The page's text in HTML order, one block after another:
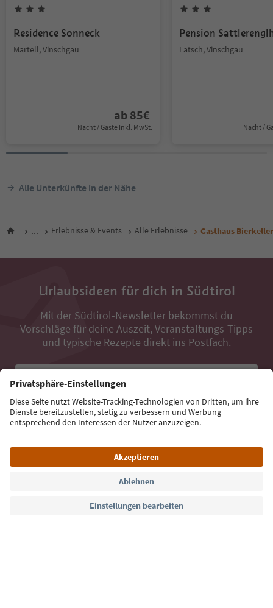
Residence Sonneck
Martell, Vinschgau
ab 85€
Nacht / Gäste Inkl. MwSt.
Pension
Latsch, Vinschgau
Nacht /
Alle Unterkünfte in der Nähe
... Erlebnisse & Events Alle Erlebnisse Gasthaus
Urlaubsideen für dich in Südtirol
Mit der Südtirol-Newsletter bekommst du
Vorschläge für deine Auszeit, Veranstaltungs-Tipps
und typische Rezepte direkt ins Postfach.
E-Mail Adresse
Jetzt anmelden